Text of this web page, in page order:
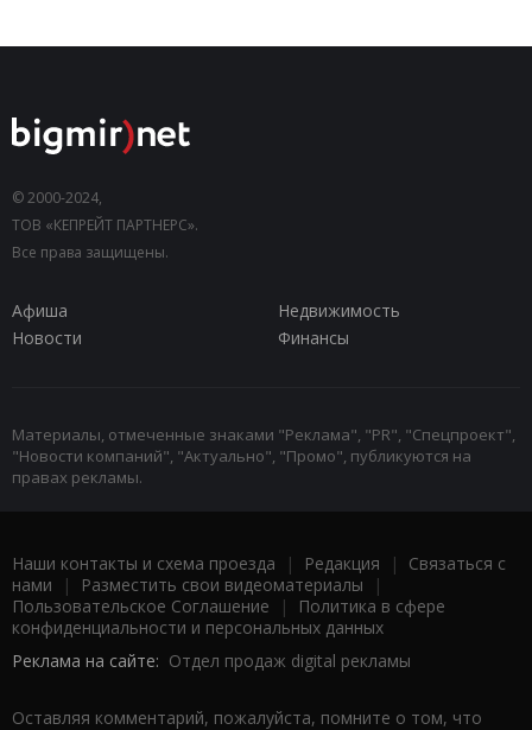
© 2000-2024,
ТОВ «КЕПРЕЙТ ПАРТНЕРС».
Все права защищены.
Афиша
Недвижимость
Новости
Финансы
Материалы, отмеченные знаками "Реклама", "PR", "Спецпроект",
"Новости компаний", "Актуально", "Промо", публикуются на
правах рекламы.
Наши контакты и схема проезда | Редакция | Связаться с
нами | Разместить свои видеоматериалы |
Пользовательское Соглашение |
Политика в сфере
конфиденциальности и персональных данных
Реклама на сайте: Отдел продаж digital рекламы
Оставляя комментарий, пожалуйста, помните о том, что